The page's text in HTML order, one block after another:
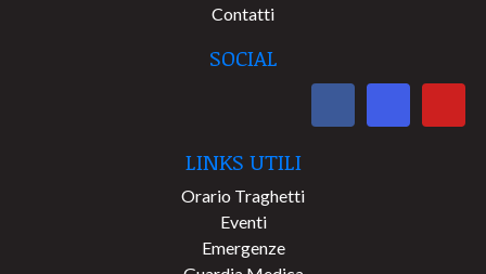
Contatti
SOCIAL
LINKS UTILI
Orario Traghetti
Eventi
Emergenze